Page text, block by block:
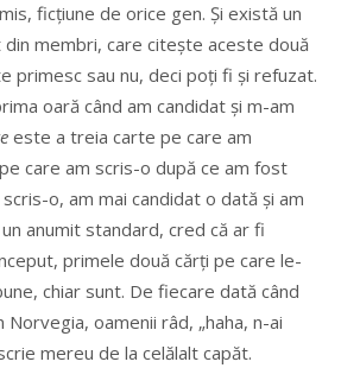
ficțiune de orice gen. Și există un
membri, care citește aceste două
primesc sau nu, deci poți fi și refuzat.
oară când am candidat și m-am
este a treia carte pe care am
care am scris-o după ce am fost
o, am mai candidat o dată și am
anumit standard, cred că ar fi
primele două cărți pe care le-
chiar sunt. De fiecare dată când
oamenii râd, „haha, n-ai
mereu de la celălalt capăt.